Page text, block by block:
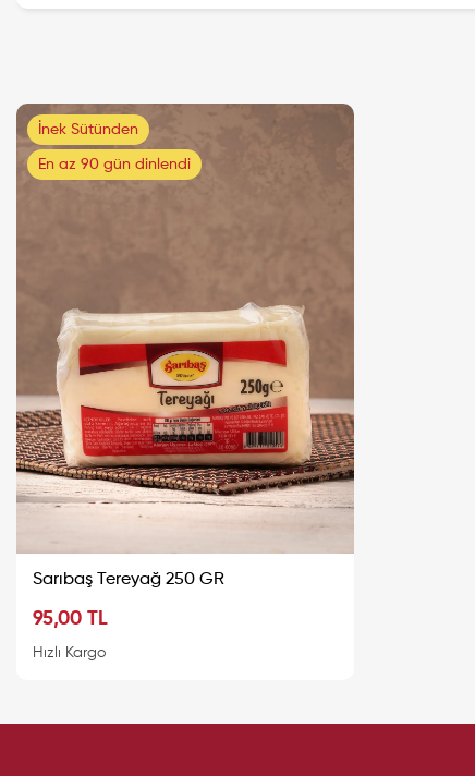
Sarıbaş Tereyağ 250 GR
95,00 TL
İnek Sütünden
En az 90 gün dinlendi
Hızlı Kargo